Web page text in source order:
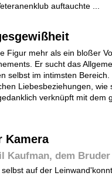
auftauchte ...
Figur mehr als ein bloßer
Er sucht das
selbst im intimsten
Liebesbeziehungen, wie
verknüpft mit dem
Kamera
Kaufman, dem
auf der